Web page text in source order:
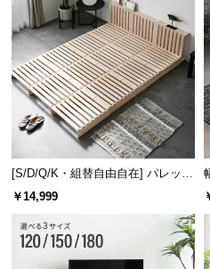
使い勝手の良い2口コン
コンセント数は従来品から
置いて就寝前の読書を楽し
[S/D/Q/K・組替自由自在] パレット
ベッド 8/12/16枚セット
￥14,999